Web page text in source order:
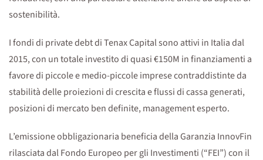
sostenibilità.
I fondi di private debt di Tenax Capital sono attivi in Italia dal
2015, con un totale investito di quasi €150M in finanziamenti a
favore di piccole e medio-piccole imprese contraddistinte da
stabilità delle proiezioni di crescita e flussi di cassa generati,
posizioni di mercato ben definite, management esperto.
L’emissione obbligazionaria beneficia della Garanzia InnovFin
rilasciata dal Fondo Europeo per gli Investimenti (“FEI”) con il